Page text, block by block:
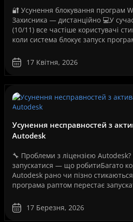
🔐 Усунення блокування програм
Захисника — дистанційно 💻У
(10/11) все частіше користувачі
коли система блокує запуск
17 Квітня, 2026
Усунення несправностей з
Autodesk
🔧 Проблеми з ліцензією
запускатися — що робитиБагато
Autodesk рано чи пізно
програма раптом перестає
17 Березня, 2026